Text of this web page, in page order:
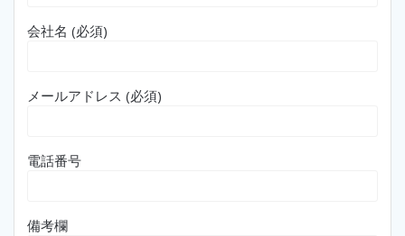
会社名 (必須)
メールアドレス (必須)
電話番号
備考欄